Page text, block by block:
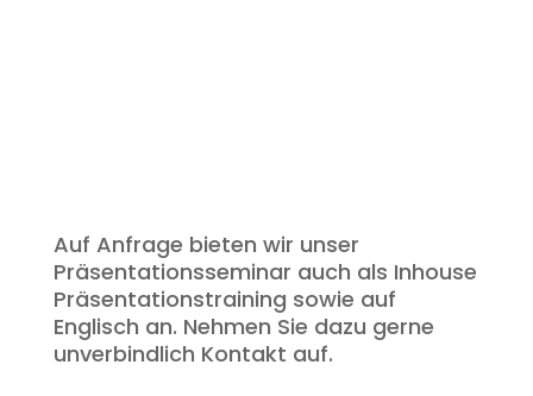
Auf Anfrage bieten wir unser
Präsentationsseminar auch als Inhouse
Präsentationstraining sowie auf
Englisch an. Nehmen Sie dazu gerne
unverbindlich Kontakt auf.